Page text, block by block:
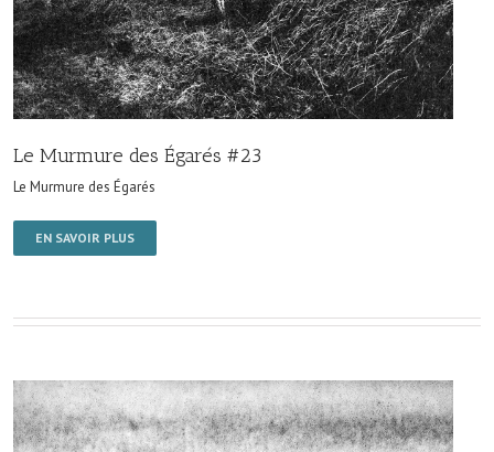
Le Murmure des Égarés #23
Le Murmure des Égarés
EN SAVOIR PLUS